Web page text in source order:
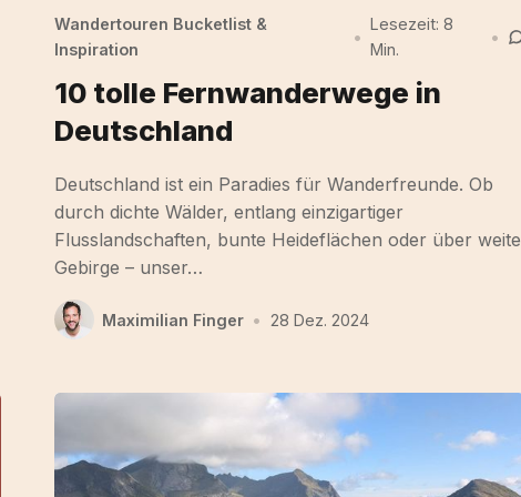
Wandertouren Bucketlist &
Inspiration
•
Lesezeit: 8
Min.
•
10 tolle Fernwanderwege in
Deutschland
Deutschland ist ein Paradies für Wanderfreunde. Ob
durch dichte Wälder, entlang einzigartiger
Flusslandschaften, bunte Heideflächen oder über weite
Gebirge – unser…
Maximilian Finger • 28 Dez. 2024